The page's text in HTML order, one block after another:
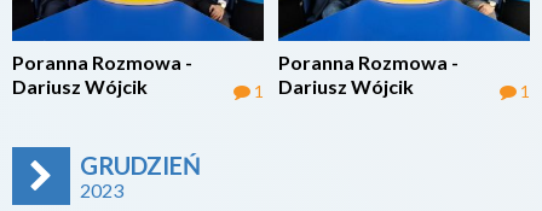
Poranna Rozmowa -
Dariusz Wójcik
1
Poranna Rozmowa -
Dariusz Wójcik
1
GRUDZIEŃ
2023